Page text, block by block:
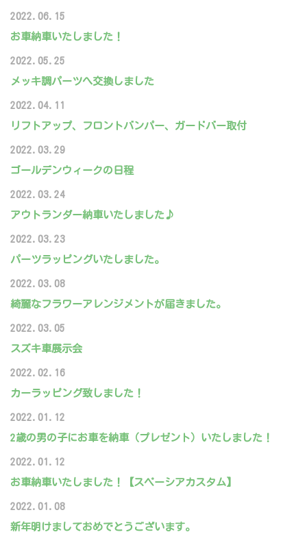
2022.06.15
お車納車いたしました！
2022.05.25
メッキ調パーツへ交換しました
2022.04.11
リフトアップ、フロントバンパー、ガードバー取付
2022.03.29
ゴールデンウィークの日程
2022.03.24
アウトランダー納車いたしました♪
2022.03.23
パーツラッピングいたしました。
2022.03.08
綺麗なフラワーアレンジメントが届きました。
2022.03.05
スズキ車展示会
2022.02.16
カーラッピング致しました！
2022.01.12
2歳の男の子にお車を納車（プレゼント）いたしました！
2022.01.12
お車納車いたしました！【スペーシアカスタム】
2022.01.08
新年明けましておめでとうございます。